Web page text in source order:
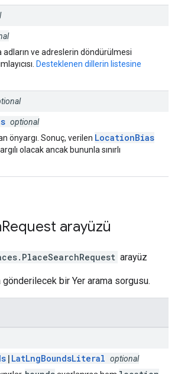
ve adreslerin döndürülmesi
Desteklenen dillerin listesine
optional
önyargı. Sonuç, verilen LocationBias
olacak ancak bununla sınırlı
Request arayüzü
. PlaceSearchRequest arayüz
gönderilecek bir Yer arama sorgusu.
| LatLngBoundsLiteral optional